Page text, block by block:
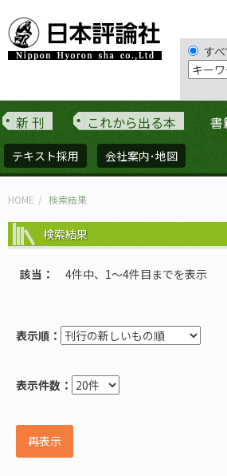
す
新 刊 これから出る本 書
テキスト採用 会社案内･地図
HOME 検索結果
検索結果
該当 4件中、1〜4件目までを表示
表示順：
表示件数：
再表示